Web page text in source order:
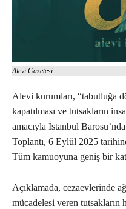
Alevi Gazetesi
Alevi kurumları, “tabutluğa
kapatılması ve tutsakların
amacıyla İstanbul
Toplantı, 6 Eylül 2025
Tüm kamuoyuna geniş bir
Açıklamada, cezaevlerinde
mücadelesi veren tutsakların